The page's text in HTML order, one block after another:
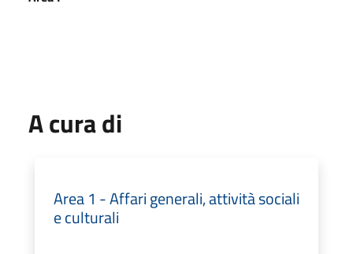
A cura di
Area 1 - Affari generali, attività sociali
e culturali